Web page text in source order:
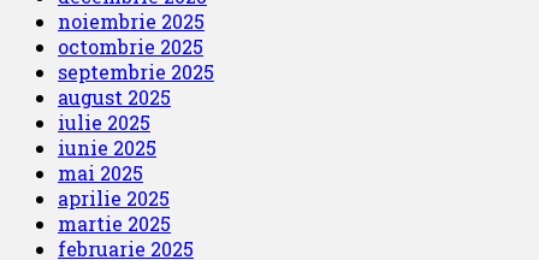
noiembrie 2025
octombrie 2025
septembrie 2025
august 2025
iulie 2025
iunie 2025
mai 2025
aprilie 2025
martie 2025
februarie 2025